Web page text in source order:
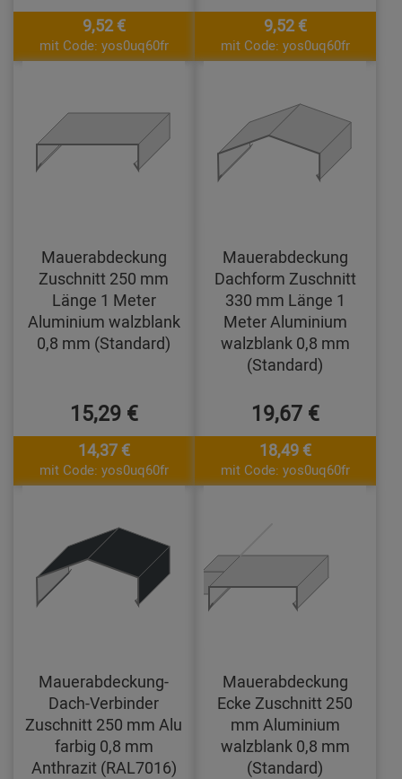
9,52 €
mit Code: yos0uq60fr
9,52 €
mit Code: yos0uq60fr
Mauerabdeckung
Zuschnitt 250 mm
Länge 1 Meter
Aluminium walzblank
0,8 mm (Standard)
15,29 €
14,37 €
mit Code: yos0uq60fr
Mauerabdeckung
Dachform Zuschnitt
330 mm Länge 1
Meter Aluminium
walzblank 0,8 mm
(Standard)
19,67 €
18,49 €
mit Code: yos0uq60fr
Mauerabdeckung-
Dach-Verbinder
Zuschnitt 250 mm Alu
farbig 0,8 mm
Anthrazit (RAL7016)
Mauerabdeckung
Ecke Zuschnitt 250
mm Aluminium
walzblank 0,8 mm
(Standard)